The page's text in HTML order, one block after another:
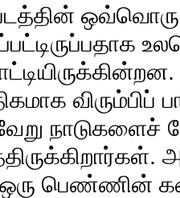
ஒவ்வொரு
விரும்பிப்
நாடுகளைச்
பெண்ணின்